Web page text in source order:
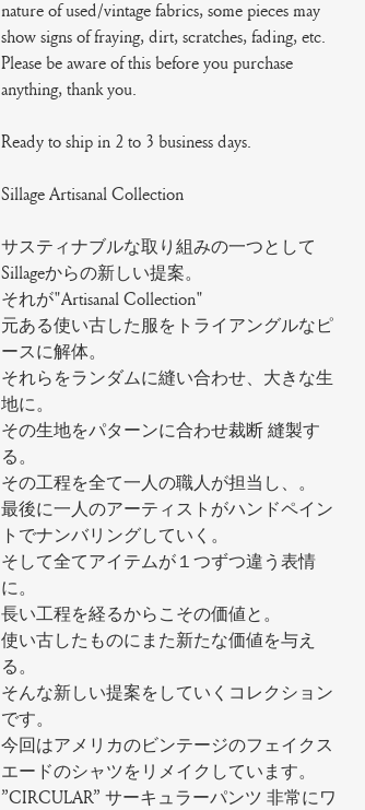
nature of used/vintage fabrics, some pieces may
show signs of fraying, dirt, scratches, fading, etc.
Please be aware of this before you purchase
anything, thank you.
Ready to ship in 2 to 3 business days.
Sillage Artisanal Collection
サスティナブルな取り組みの一つとして
Sillageからの新しい提案。
それが"Artisanal Collection"
元ある使い古した服をトライアングルなピ
ースに解体。
それらをランダムに縫い合わせ、大きな生
地に。
その生地をパターンに合わせ裁断 縫製す
る。
その工程を全て一人の職人が担当し、。
最後に一人のアーティストがハンドペイン
トでナンバリングしていく。
そして全てアイテムが１つずつ違う表情
に。
長い工程を経るからこその価値と。
使い古したものにまた新たな価値を与え
る。
そんな新しい提案をしていくコレクション
です。
今回はアメリカのビンテージのフェイクス
エードのシャツをリメイクしています。
”CIRCULAR” サーキュラーパンツ 非常にワ